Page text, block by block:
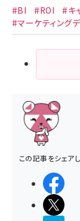
#BI #ROI #キ
#マーケティング
この記事をシェア